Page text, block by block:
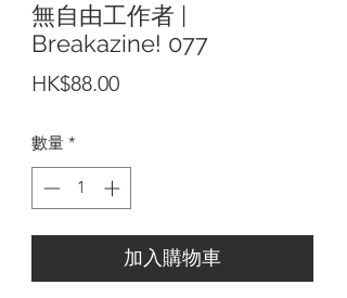
無自由工作者 |
Breakazine! 077
HK$88.00價
數量 *
加入購物車